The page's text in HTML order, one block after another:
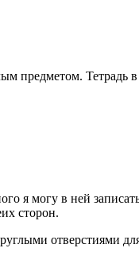
предметом. Тетрадь
я могу в ней
сторон.
отверстиями